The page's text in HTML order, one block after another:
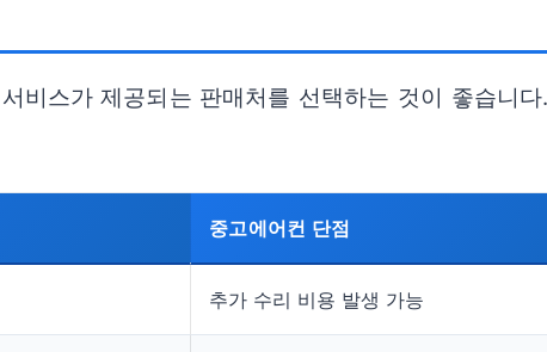
비스가 제공되는 판매처를 선택하는 것이 좋습니
중고에어컨 단점
추가 수리 비용 발생 가능